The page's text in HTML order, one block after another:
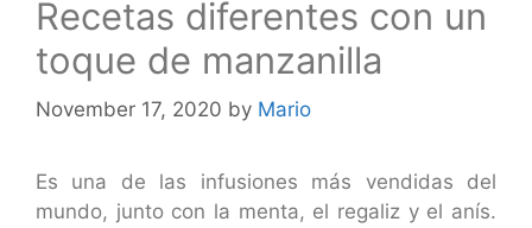
Recetas diferentes con un
toque de manzanilla
November 17, 2020 by Mario
Es una de las infusiones más vendidas del
mundo, junto con la menta, el regaliz y el anís.